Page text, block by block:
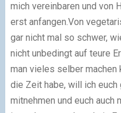
mich vereinbaren und von
erst anfangen.Von
gar nicht mal so schwer,
nicht unbedingt auf teure
man vieles selber machen
die Zeit habe, will ich euch
mitnehmen und euch auch